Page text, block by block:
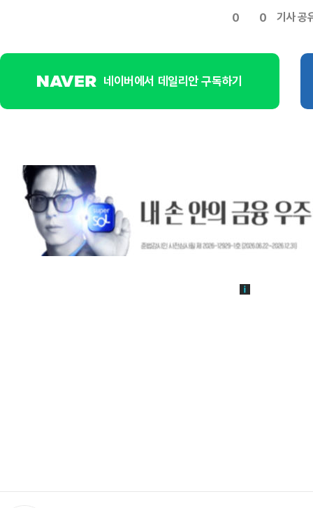
0 0 기사 공
네이버에서 데일리안 구독하기